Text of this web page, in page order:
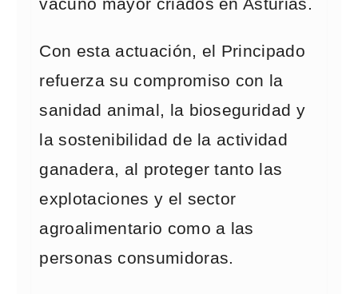
Con esta actuación, el Principado
refuerza su compromiso con la
sanidad animal, la bioseguridad y
la sostenibilidad de la actividad
ganadera, al proteger tanto las
explotaciones y el sector
agroalimentario como a las
personas consumidoras.